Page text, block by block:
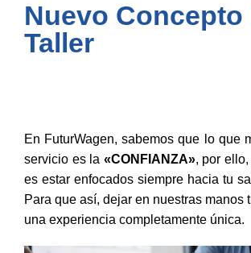
Nuevo Concepto
Taller
En FuturWagen, sabemos que lo que
servicio es la «CONFIANZA», por
es estar enfocados siempre hacia tu
Para que así, dejar en nuestras manos
una experiencia completamente única.